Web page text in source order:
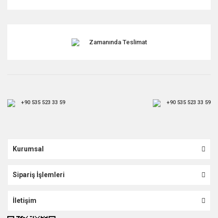
Zamanında Teslimat
+90 535 523 33 59 +90 535 523 33 59
Kurumsal
Sipariş İşlemleri
İletişim